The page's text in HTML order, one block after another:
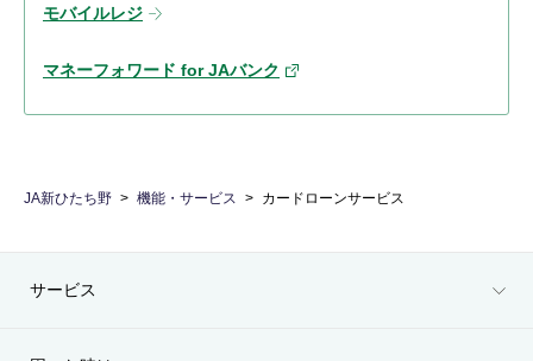
モバイルレジ
マネーフォワード for JAバンク
JA新ひたち野 機能・サービス カードローンサービス
サービス